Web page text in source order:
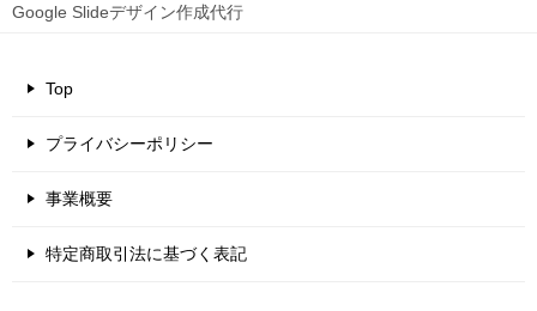
Google Slideデザイン作成代行
Top
プライバシーポリシー
事業概要
特定商取引法に基づく表記